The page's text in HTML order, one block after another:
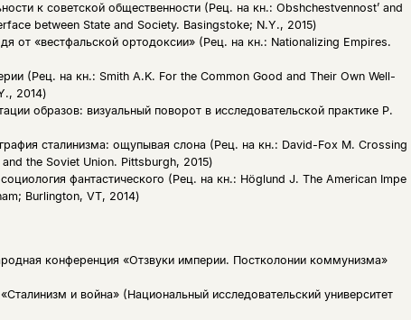
к советской общественности (Рец. на кн.: Obshchestvennost’ and
between State and Society. Basingstoke; N.Y., 2015)
от «вестфальской ортодоксии» (Рец. на кн.: Nationalizing Empires.
(Рец. на кн.: Smith A.K. For the Common Good and Their Own Well-
2014)
образов: визуальный поворот в исследовательской практике Р.
сталинизма: ощупывая слона (Рец. на кн.: David-Fox M. Crossing
the Soviet Union. Pittsburgh, 2015)
фантастического (Рец. на кн.: Höglund J. The American Impe
Burlington, VT, 2014)
конференция «Отзвуки империи. Постколонии коммунизма»
и война» (Национальный исследовательский университет